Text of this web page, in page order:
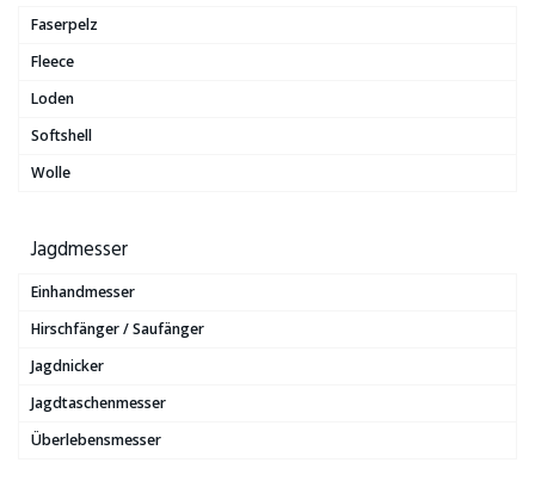
Faserpelz
Fleece
Loden
Softshell
Wolle
Jagdmesser
Einhandmesser
Hirschfänger / Saufänger
Jagdnicker
Jagdtaschenmesser
Überlebensmesser